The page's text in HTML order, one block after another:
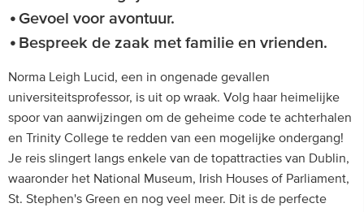
Gevoel voor avontuur.
Bespreek de zaak met familie en vrienden.
Norma Leigh Lucid, een in ongenade gevallen
universiteitsprofessor, is uit op wraak. Volg haar heimelijke
spoor van aanwijzingen om de geheime code te achterhalen
en Trinity College te redden van een mogelijke ondergang!
Je reis slingert langs enkele van de topattracties van Dublin,
waaronder het National Museum, Irish Houses of Parliament,
St. Stephen's Green en nog veel meer. Dit is de perfecte